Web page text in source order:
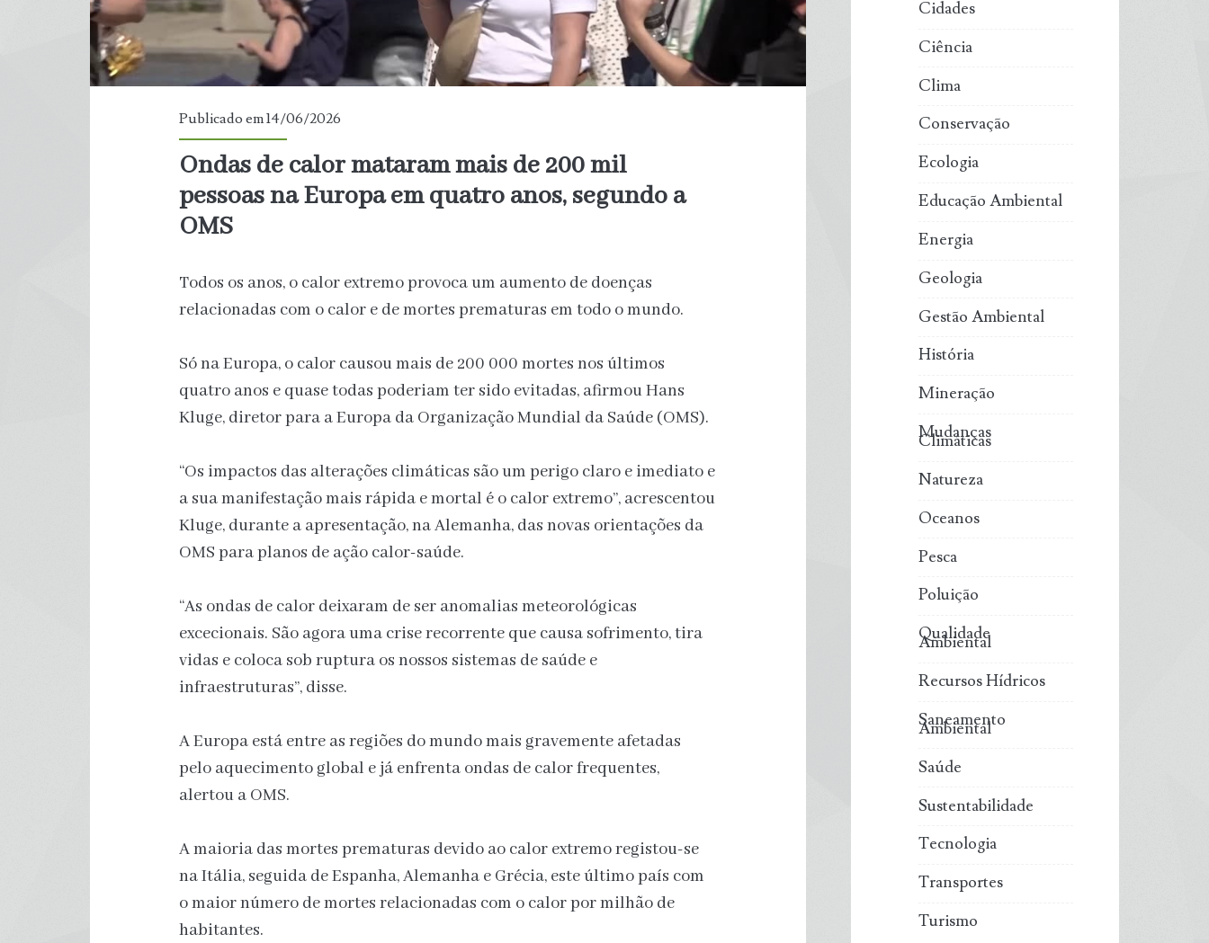
Publicado em 14/06/2026
Ondas de calor mataram mais de 200 mil
pessoas na Europa em quatro anos, segundo a
OMS
Todos os anos, o calor extremo provoca um aumento de doenças
relacionadas com o calor e de mortes prematuras em todo o mundo.
Só na Europa, o calor causou mais de 200 000 mortes nos últimos
quatro anos e quase todas poderiam ter sido evitadas, afirmou Hans
Kluge, diretor para a Europa da Organização Mundial da Saúde (OMS).
“Os impactos das alterações climáticas são um perigo claro e imediato e
a sua manifestação mais rápida e mortal é o calor extremo”, acrescentou
Kluge, durante a apresentação, na Alemanha, das novas orientações da
OMS para planos de ação calor-saúde.
“As ondas de calor deixaram de ser anomalias meteorológicas
excecionais. São agora uma crise recorrente que causa sofrimento, tira
vidas e coloca sob ruptura os nossos sistemas de saúde e
infraestruturas”, disse.
A Europa está entre as regiões do mundo mais gravemente afetadas
pelo aquecimento global e já enfrenta ondas de calor frequentes,
alertou a OMS.
A maioria das mortes prematuras devido ao calor extremo registou-se
na Itália, seguida de Espanha, Alemanha e Grécia, este último país com
o maior número de mortes relacionadas com o calor por milhão de
habitantes.
Cidades
Ciência
Clima
Conservação
Ecologia
Educação Ambiental
Energia
Geologia
Gestão Ambiental
História
Mineração
Mudanças
Climáticas
Natureza
Oceanos
Pesca
Poluição
Qualidade
Ambiental
Recursos Hídricos
Saneamento
Ambiental
Saúde
Sustentabilidade
Tecnologia
Transportes
Turismo